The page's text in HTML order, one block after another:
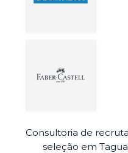
Consultoria de
seleção em